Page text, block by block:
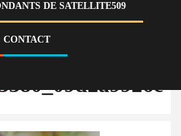
DE SATELLITE509
CONTACT
la CAS, Elionor Devallon, par la DCPJ